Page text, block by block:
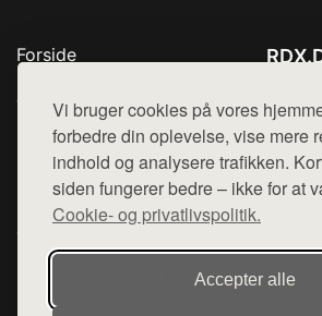
Vi bruger cookies på vores
forbedre din oplevelse, vise mere
indhold og analysere trafikken.
siden fungerer bedre – ikke for at
Cookie- og privatlivspolitik.
Accepter alle
Forside
Top Rabatter
Blog
Kontakt
Mail:
Denne side er en del af want.dk, der
hjemmesider med præsentation af